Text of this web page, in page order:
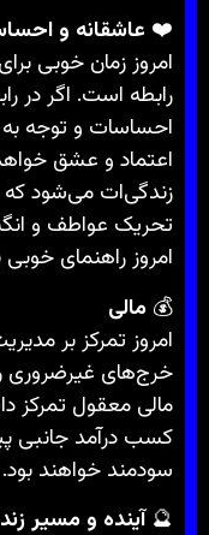
❤️ عاشقانه و
امروز زمان خوبی
رابطه است. اگر در
احساسات و توجه
اعتماد و عشق
زندگی‌ات می‌شود که
تحریک عواطف و
امروز راهنمای
💰 مالی
امروز تمرکز بر
خرج‌های
مالی معقول
کسب درآمد جانبی
سودمند خواهند بود.
🔮آینده و مسیر